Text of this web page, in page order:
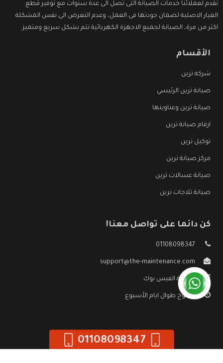
نقدم لعملائنا خدمات الصيانة التى تصل الى عدة سنوات مع توفير قطع
الغيار الاصلية لضمان جودتها فى العمل، وعدم التعرض الى نفس المشكلة
اكثر من مرة، الصيانة لجميع الاجهزة الكهربائية تتم بشكل سريع ومتميز.
الأقسام
شركة ترين
صيانة ترين الرئيسي
صيانة ترين وعناوينها
ارقام صيانة ترين
توكيل ترين
مركز صيانة ترين
صيانة غسالات ترين
صيانة ثلاجات ترين
كن دائما على تواصل معنا!
01108098347
support@the-maintenance.com
صفحة الفيس بوك
مفتوح طوال ايام الأسبوع
01108098347